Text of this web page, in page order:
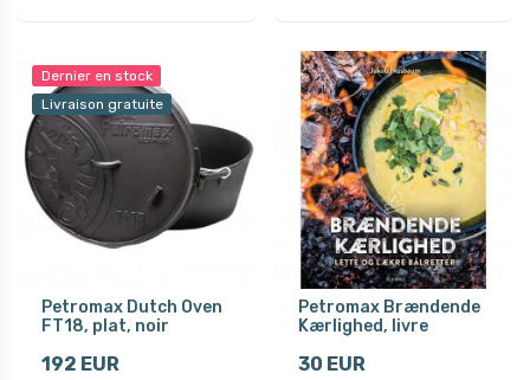
Dernier en stock
Livraison gratuite
Petromax Dutch Oven
FT18, plat, noir
192 EUR
Petromax Brændende
Kærlighed, livre
30 EUR